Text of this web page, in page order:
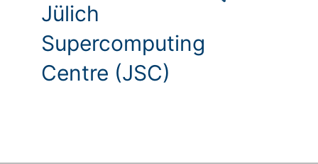
Jülich
Supercomputing
Centre (JSC)